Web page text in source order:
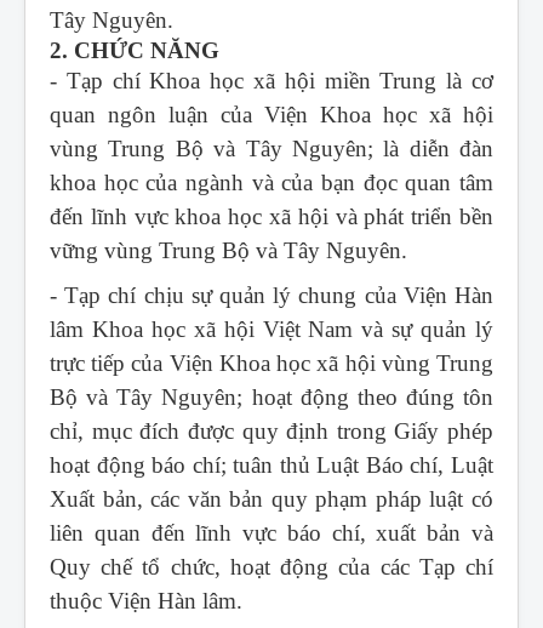
Tây Nguyên.
2. CHỨC NĂNG
- Tạp chí Khoa học xã hội miền Trung là cơ
quan ngôn luận của Viện Khoa học xã hội
vùng Trung Bộ và Tây Nguyên; là diễn đàn
khoa học của ngành và của bạn đọc quan tâm
đến lĩnh vực khoa học xã hội và phát triển bền
vững vùng Trung Bộ và Tây Nguyên.
- Tạp chí chịu sự quản lý chung của Viện Hàn
lâm Khoa học xã hội Việt Nam và sự quản lý
trực tiếp của Viện Khoa học xã hội vùng Trung
Bộ và Tây Nguyên; hoạt động theo đúng tôn
chỉ, mục đích được quy định trong Giấy phép
hoạt động báo chí; tuân thủ Luật Báo chí, Luật
Xuất bản, các văn bản quy phạm pháp luật có
liên quan đến lĩnh vực báo chí, xuất bản và
Quy chế tổ chức, hoạt động của các Tạp chí
thuộc Viện Hàn lâm.